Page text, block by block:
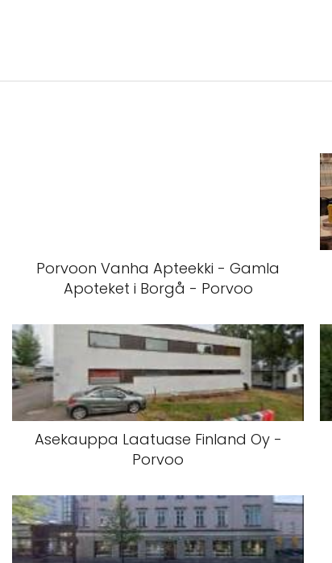
Porvoon Vanha Apteekki - Gamla
Apoteket i Borgå - Porvoo
Asekauppa Laatuase Finland Oy -
Porvoo